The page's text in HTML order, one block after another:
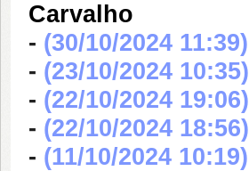
Carvalho
- (30/10/2024 11:39)
- (23/10/2024 10:35)
- (22/10/2024 19:06)
- (22/10/2024 18:56)
- (11/10/2024 10:19)